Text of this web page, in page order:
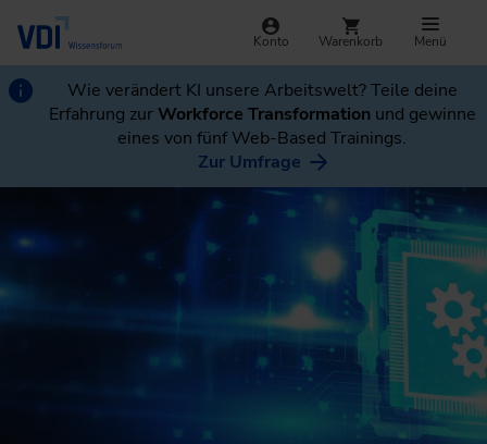
Konto Warenkorb Menü
Wie verändert KI unsere Arbeitswelt? Teile deine
Erfahrung zurWorkforce Transformation und gewinne
eines von fünf Web-Based Trainings.
Zur Umfrage